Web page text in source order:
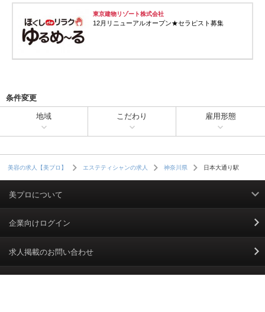
東京建物リゾート株式会社
12月リニューアルオープン★セラピスト募集
条件変更
地域 こだわり 雇用形態
美容の求人【美プロ】 エステティシャンの求人 神奈川県 日本大通り駅
美プロについて
利用規約
掲載規約
企業向けログイン
求人掲載のお問い合わせ